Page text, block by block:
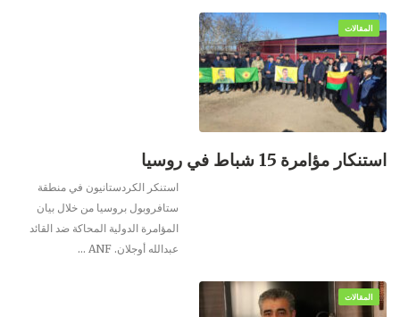
المقالات
استنكار مؤامرة 15 شباط في روسيا
استنكر الكردستانيون في منطقة
ستافروبول بروسيا من خلال بيان
المؤامرة الدولية المحاكة ضد القائد
عبدالله أوجلان. ANF
…
المقالات